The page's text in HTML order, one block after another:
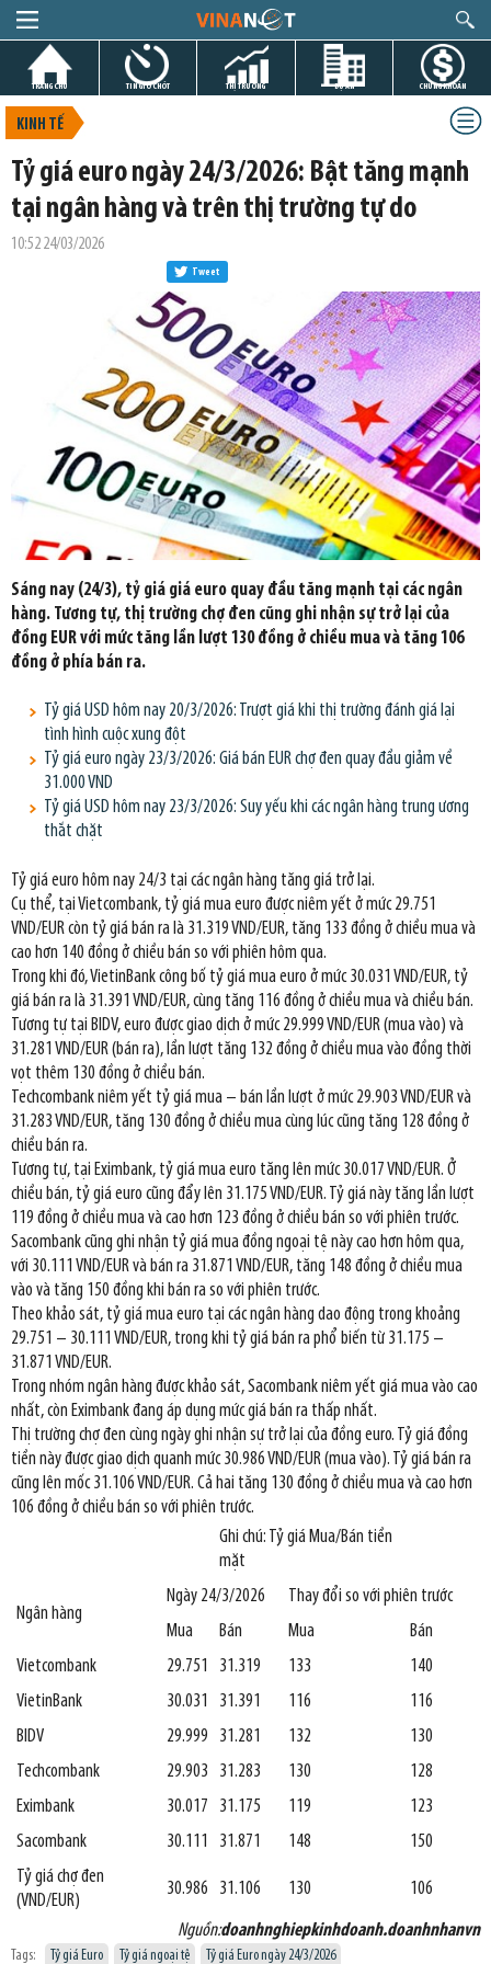
TRANG CHỦ TIN GIỜ CHÓT THỊ TRƯỜNG DỰ ÁN CHỨNG KHOÁN
KINH TẾ
Tỷ giá euro ngày 24/3/2026: Bật tăng mạnh
tại ngân hàng và trên thị trường tự do
10:52 24/03/2026
Tweet
Sáng nay (24/3), tỷ giá giá euro quay đầu tăng mạnh tại các ngân
hàng. Tương tự, thị trường chợ đen cũng ghi nhận sự trở lại của
đồng EUR với mức tăng lần lượt 130 đồng ở chiều mua và tăng 106
đồng ở phía bán ra.
Tỷ giá USD hôm nay 20/3/2026: Trượt giá khi thị trường đánh giá lại
tình hình cuộc xung đột
Tỷ giá euro ngày 23/3/2026: Giá bán EUR chợ đen quay đầu giảm về
31.000 VND
Tỷ giá USD hôm nay 23/3/2026: Suy yếu khi các ngân hàng trung ương
thắt chặt
Tỷ giá euro hôm nay 24/3 tại các ngân hàng tăng giá trở lại.
Cụ thể, tại Vietcombank, tỷ giá mua euro được niêm yết ở mức 29.751
VND/EUR còn tỷ giá bán ra là 31.319 VND/EUR, tăng 133 đồng ở chiều mua và
cao hơn 140 đồng ở chiều bán so với phiên hôm qua.
Trong khi đó, VietinBank công bố tỷ giá mua euro ở mức 30.031 VND/EUR, tỷ
giá bán ra là 31.391 VND/EUR, cùng tăng 116 đồng ở chiều mua và chiều bán.
Tương tự tại BIDV, euro được giao dịch ở mức 29.999 VND/EUR (mua vào) và
31.281 VND/EUR (bán ra), lần lượt tăng 132 đồng ở chiều mua vào đồng thời
vọt thêm 130 đồng ở chiều bán.
Techcombank niêm yết tỷ giá mua – bán lần lượt ở mức 29.903 VND/EUR và
31.283 VND/EUR, tăng 130 đồng ở chiều mua cùng lúc cũng tăng 128 đồng ở
chiều bán ra.
Tương tự, tại Eximbank, tỷ giá mua euro tăng lên mức 30.017 VND/EUR. Ở
chiều bán, tỷ giá euro cũng đẩy lên 31.175 VND/EUR. Tỷ giá này tăng lần lượt
119 đồng ở chiều mua và cao hơn 123 đồng ở chiều bán so với phiên trước.
Sacombank cũng ghi nhận tỷ giá mua đồng ngoại tệ này cao hơn hôm qua,
với 30.111 VND/EUR và bán ra 31.871 VND/EUR, tăng 148 đồng ở chiều mua
vào và tăng 150 đồng khi bán ra so với phiên trước.
Theo khảo sát, tỷ giá mua euro tại các ngân hàng dao động trong khoảng
29.751 – 30.111 VND/EUR, trong khi tỷ giá bán ra phổ biến từ 31.175 –
31.871 VND/EUR.
Trong nhóm ngân hàng được khảo sát, Sacombank niêm yết giá mua vào cao
nhất, còn Eximbank đang áp dụng mức giá bán ra thấp nhất.
Thị trường chợ đen cùng ngày ghi nhận sự trở lại của đồng euro. Tỷ giá đồng
tiền này được giao dịch quanh mức 30.986 VND/EUR (mua vào). Tỷ giá bán ra
cũng lên mốc 31.106 VND/EUR. Cả hai tăng 130 đồng ở chiều mua và cao hơn
106 đồng ở chiều bán so với phiên trước.
Ghi chú: Tỷ giá Mua/Bán tiền
mặt
Ngân hàng
Ngày 24/3/2026
Thay đổi so với phiên trước
Mua
Bán Mua
Bán
Vietcombank
29.751 31.319 133
140
VietinBank
30.031 31.391 116
116
BIDV
29.999 31.281 132
130
Techcombank
29.903 31.283 130
128
Eximbank
30.017 31.175 119
123
Sacombank
30.111 31.871 148
150
Tỷ giá chợ đen
(VND/EUR)
30.986 31.106 130 106
Nguồn:doanhnghiepkinhdoanh.doanhnhanvn
Tags: Tỷ giá Euro Tỷ giá ngoại tệ Tỷ giá Euro ngày 24/3/2026